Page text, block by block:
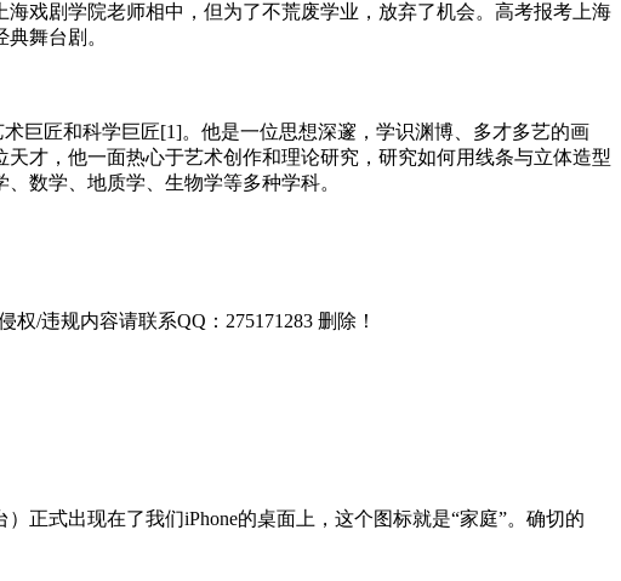
戏剧学院老师相中，但为了不荒废学业，放弃了机会。高考报考上海
舞台剧。
巨匠和科学巨匠[1]。他是一位思想深邃，学识渊博、多才多艺的画
才，他一面热心于艺术创作和理论研究，研究如何用线条与立体造型
数学、地质学、生物学等多种学科。
/违规内容请联系QQ：275171283 删除！
正式出现在了我们iPhone的桌面上，这个图标就是“家庭”。确切的